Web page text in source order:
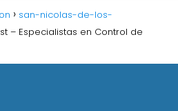
san-nicolas-de-los-
– Especialistas en Control de